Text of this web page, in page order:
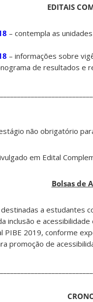
EDITAIS
– contempla as
– informações sobre
de resultados e
não obrigatório
em Edital
Bolsas de
a estudantes
inclusão e
PIBE 2019, conforme
promoção de